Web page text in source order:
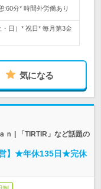
:60分* 時間外労働あり
日）* 祝日* 毎月第3金
気になる
| 「TIRTIR」など話題の
】★年休135日★完休